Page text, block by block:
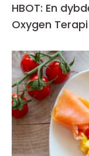
HBOT: En
Oxygen Terapi